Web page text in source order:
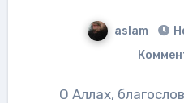
aslam
О Аллах, благослови нашего пророка